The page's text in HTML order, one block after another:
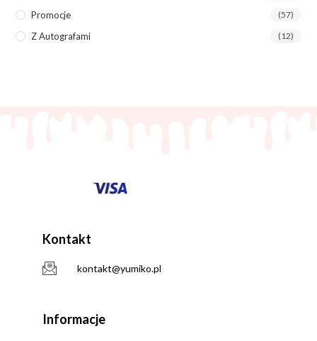
Promocje (57)
Z Autografami (12)
Kontakt
kontakt@yumiko.pl
Informacje